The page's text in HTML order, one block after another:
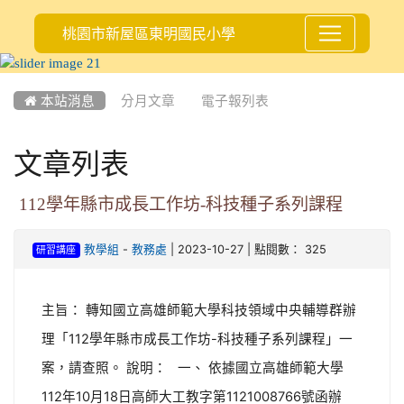
桃園市新屋區東明國民小學
 本站消息 分月文章 電子報列表
文章列表
112學年縣市成長工作坊-科技種子系列課程
研習講座 教學組 - 教務處 | 2023-10-27 | 點閱數： 325
主旨： 轉知國立高雄師範大學科技領域中央輔導群辦
理「112學年縣市成長工作坊-科技種子系列課程」一
案，請查照。 說明： 一、 依據國立高雄師範大學
112年10月18日高師大工教字第1121008766號函辦